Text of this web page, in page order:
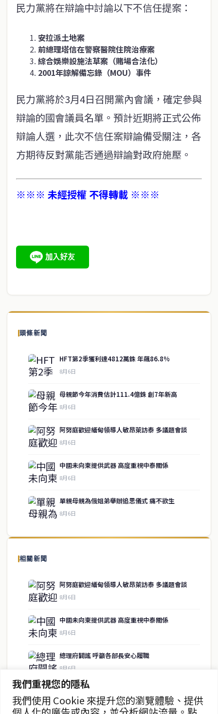
我們重視您的隱私
我們使用 Cookie 來提升您的瀏覽體驗、提供
民力黨將在辯論中討論以下不信任提案：
安拉派土地案
前總理塔信在警察醫院住院治療案
綜合娛樂設施法草案（賭場合法化）
2001年諒解備忘錄（MOU）事件
民力黨將於3月4日召開黨內會議，確定參與
辯論的國會議員名單。預計近期將正式公佈
辯論人選，此次不信任案辯論備受關注，各
方期待反對黨能否通過辯論對政府施壓。
※※※ 未經授權 不得轉載 ※※※
頭條新聞
HFT第2季獲利達4812萬銖 年飆86.8%
8月6日
母親節今年消費估計111.4億銖 創7年新高
8月6日
阿努庭歡迎緬甸領導人敏昂萊訪泰 多議題會談
8月6日
中國未向柬提供武器 高度重視中泰關係
8月6日
單親母親為俄姐弟舉辦追思儀式 痛不欲生
8月6日
相關新聞
阿努庭歡迎緬甸領導人敏昂萊訪泰 多議題會談
8月6日
中國未向柬提供武器 高度重視中泰關係
8月6日
總理府闢謠 呼籲各部長安心履職
8月6日
素裡亞否認退出政壇傳聞
8月6日
關於我們
泰國中文新聞（TCN）是一家總部設於曼谷的中文新聞媒體，致力於
供即時、客觀、多元的中文新聞內容。
房地產
聯絡資訊
service@thaichinesenews.com